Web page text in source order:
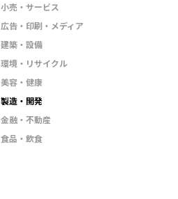
小売・サービス
広告・印刷・メディア
建築・設備
環境・リサイクル
美容・健康
製造・開発
金融・不動産
食品・飲食